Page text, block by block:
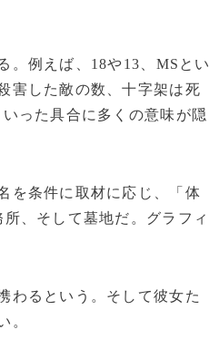
。例えば、18や13、MSと
害した敵の数、十字架は死
った具合に多くの意味が隠
を条件に取材に応じ、「体
、そして墓地だ。グラフィ
わるという。そして彼女た
。